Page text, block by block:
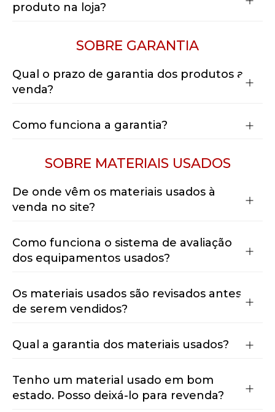
produto na loja?
SOBRE GARANTIA
Qual o prazo de garantia dos produtos a
venda?
Como funciona a garantia?
SOBRE MATERIAIS USADOS
De onde vêm os materiais usados à
venda no site?
Como funciona o sistema de avaliação
dos equipamentos usados?
Os materiais usados são revisados antes
de serem vendidos?
Qual a garantia dos materiais usados?
Tenho um material usado em bom
estado. Posso deixá-lo para revenda?